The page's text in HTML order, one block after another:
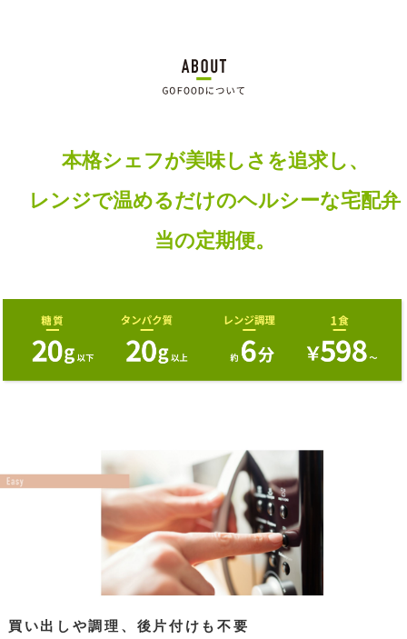
本格シェフが美味しさを追求し、
レンジで温めるだけのヘルシーな宅配弁
当の定期便。
買い出しや調理、後片付けも不要